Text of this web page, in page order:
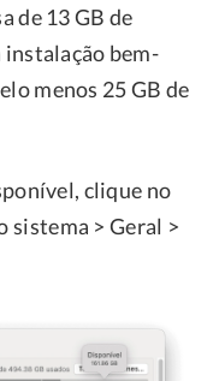
de 13 GB de
bem-
menos 25 GB de
clique no
sistema > Geral >